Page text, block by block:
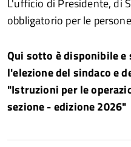
L'ufficio di Presidente, di
obbligatorio per le
Qui sotto è disponibile e
l'elezione del sindaco e
"Istruzioni per le
sezione - edizione 2026"